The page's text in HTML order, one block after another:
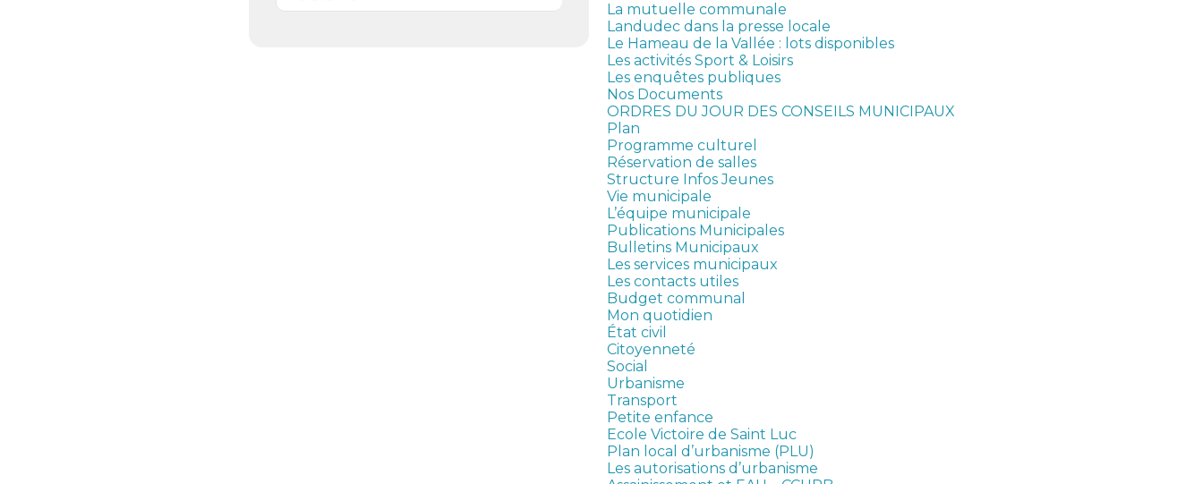
La mutuelle communale
Landudec dans la presse locale
Le Hameau de la Vallée : lots disponibles
Les activités Sport & Loisirs
Les enquêtes publiques
Nos Documents
ORDRES DU JOUR DES CONSEILS MUNICIPAUX
Plan
Programme culturel
Réservation de salles
Structure Infos Jeunes
Vie municipale
L’équipe municipale
Publications Municipales
Bulletins Municipaux
Les services municipaux
Les contacts utiles
Budget communal
Mon quotidien
État civil
Citoyenneté
Social
Urbanisme
Transport
Petite enfance
Ecole Victoire de Saint Luc
Plan local d’urbanisme (PLU)
Les autorisations d’urbanisme